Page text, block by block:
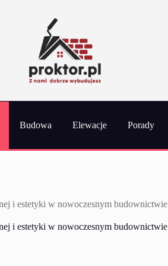
Budowa Elewacje Porady
i estetyki w nowoczesnym budownictwie
i estetyki w nowoczesnym budownictwie